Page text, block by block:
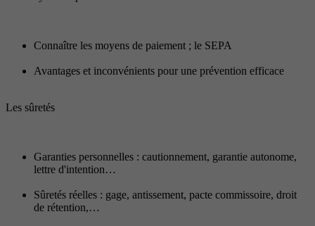
Connaître les moyens de paiement ; le SEPA
Avantages et inconvénients pour une prévention efficace
Les sûretés
Garanties personnelles : cautionnement, garantie autonome,
lettre d'intention…
Sûretés réelles : gage, antissement, pacte commissoire, droit
de rétention,…